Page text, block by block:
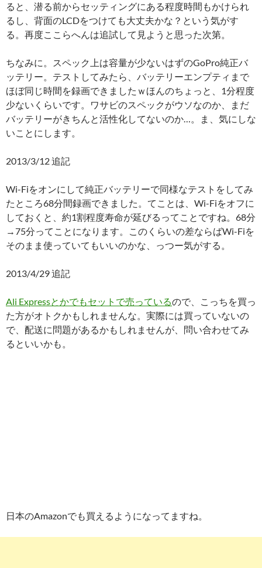
ると、潜る前からセッティングにある程度時間もかけられ
るし、背面のLCDをつけても大丈夫かな？という気がす
る。再度ここらへんは追試して見ようと思った次第。
ちなみに。スペック上は容量が少ないはずのGoPro純正バ
ッテリー。テストしてみたら、バッテリーエンプティまで
ほぼ同じ時間を録画できましたｗほんのちょっと、1分程度
少ないくらいです。ワサビのスペックがウソなのか、まだ
バッテリーがきちんと活性化してないのか…。ま、気にしな
いことにします。
2013/3/12 追記
Wi-Fiをオンにして純正バッテリーで同様なテストをしてみ
たところ68分間録画できました。てことは、Wi-Fiをオフに
しておくと、約1割程度寿命が延びるってことですね。68分
→75分ってことになります。このくらいの差ならばWi-Fiを
そのまま使っていてもいいのかな、っつー気がする。
2013/4/29 追記
Ali Expressとかでもセットで売っているので、こっちを買っ
た方がオトクかもしれませんな。実際には買っていないの
で、配送に問題があるかもしれませんが、問い合わせてみ
るといいかも。
日本のAmazonでも買えるようになってますね。